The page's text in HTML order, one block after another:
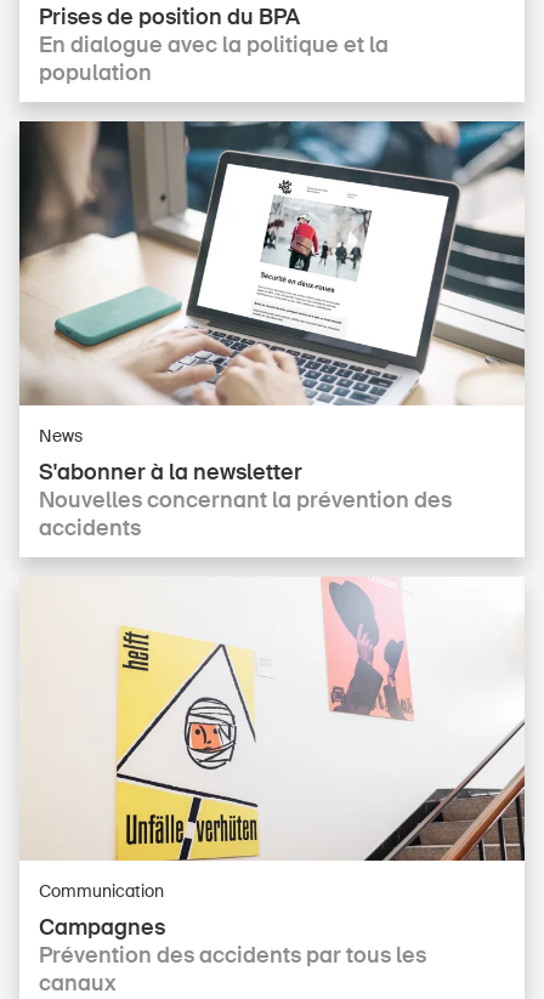
Prises de position du BPA
En dialogue avec la politique et la
population
S'abonner à la newsletter
Nouvelles concernant la prévention des
accidents
News
Campagnes
Prévention des accidents par tous les
canaux
Communication